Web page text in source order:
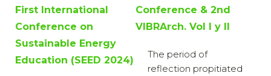
First International
Conference on
Sustainable Energy
Education (SEED 2024)
Conference & 2nd
VIBRArch. Vol I y II
The period of
reflection propitiated